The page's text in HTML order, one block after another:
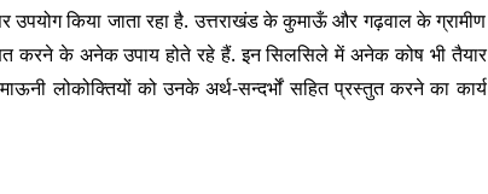
किया जाता रहा है. उत्तराखंड के कुमाऊँ और गढ़वाल के ग्रामीण
करने के अनेक उपाय होते रहे हैं. इन सिलसिले में अनेक कोष भी तैयार
लोकोक्तियों को उनके अर्थ-सन्दर्भों सहित प्रस्तुत करने का कार्य